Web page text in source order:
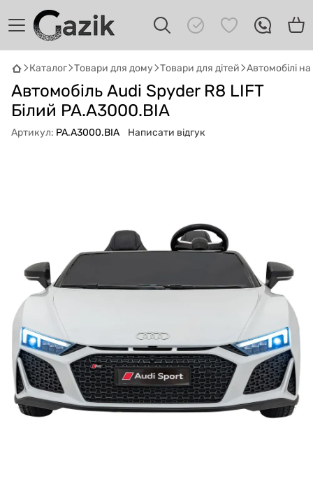
Каталог Товари для дому Товари для дітей Автомобілі
Автомобіль Audi Spyder R8 LIFT
Білий PA.A3000.BIA
Артикул: PA.A3000.BIA Написати відгук
GAZIKAI
Онлайн · пошук техніки
Привіт! 👋 Я Gazik AI — допоможу